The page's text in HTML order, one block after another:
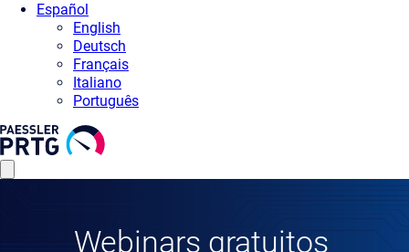
Español
English
Deutsch
Français
Italiano
Português
Webinars gratuitos